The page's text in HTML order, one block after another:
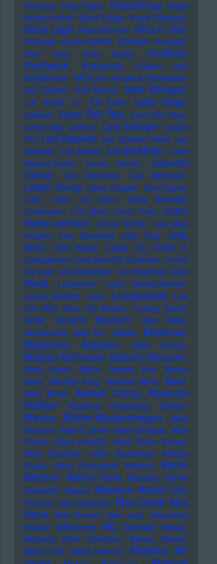
Princess
KIng Tubby KItschKrieg
Klaas
Heufer-Umlauf Klaus Dinger Klaus Doldinger
Klaus Lage Klaus Schulze Klez.e KMD
Kneecap Koefte DeVille Kollegah Kompakt
Kool Herc
Kool Savas Kraftklub
Kraftwerk Krautrock Kreator
Kris
Kristofferson KRS-One Kruder & Dorfmeister
Kurt Cobain
Kurt Krömer Kylie Minogue
L.A. Priest L7 La Lom Lady Gaga
Laibach Lana Del Rey
Lana Del Reyy
Lang Lang Lankum Lars Eidinger Lauryn
Hill Led Zeppelin Lee "Scratch" Perry Lee
Ranaldo
Leif Garrett Lemke/Müller
Lena
Meyer-Landrut
Lenny Kravitz
Leonard
Cohen
Les Impremes Les McKeown
Lester Young Lewis Capaldi Liam Payne
Liars
Lilith Lily Allen
Linda Ronstadt
Lindemann
Link Wray Linkin Park
Linton
Kwesi Johnson
Lionel Richie
Lisa Mary
Presley
Lisa Stansfield Little Feat
Little
Simz
Little Walter Lizzo LL Cool J
Lollapalooza Look Mum No Computer Lord of
the Lost Lou Donaldson Lou Pearlman Lou
Reed
Loudermilk
Louis Moholo-Moholo
Louvin Brothers
Love Loveparade
Low
Life Rich Kids
LTJ Bukem Ludwig Hirsch
Lyca Lynyrd Skynyrd
Mac Miller
Macklemore
Mad Sin Madlib
Madness
Madonna
Madsen Main Source
Makaya McCraven Malcolm McLaren
Malik Harris Malva Mambo Kurt
Mamie
Perry
Manfred Krug Manfred Mann Mani
Marc Bolan Mariah Carey
Marianne
Faithfull
Marianne Rosenberg Marilyn
Marius Müller-Westernhagen
Mark
Benecke Mark E Smith Mark Ernestus Mark
Forster
Mark Knopfler
Mark Oliver Everett
Mark Saunders
Mark Zuckerberg
Markus
Kavka
Marlo Grosshardt Marteria
Martin
Böttcher Martin Gore Marusha
Marvin
Rainwater Massiv Massive Attack Mavi
Phoenix Max Giesinger Max Goldt Max
Herre
Max Romeo Maxi Jazz
Maximilian
Hecker
MBSounds MC Conrad
Meese
Melody's Echo Chamber
Mense Reents
Mesut Özil
Metal Hammer Metallica MF